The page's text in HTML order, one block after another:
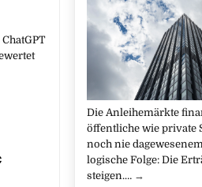
Die Anleihemärkte
öffentliche wie private
noch nie
logische Folge: Die
steigen.… →